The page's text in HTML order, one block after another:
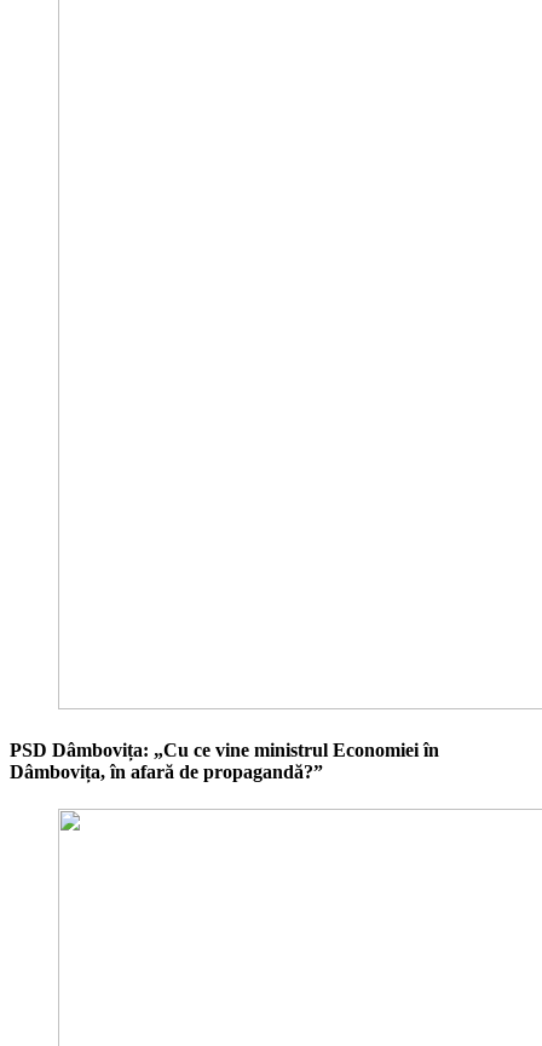
PSD Dâmbovița: „Cu ce vine ministrul Economiei în
Dâmbovița, în afară de propagandă?”